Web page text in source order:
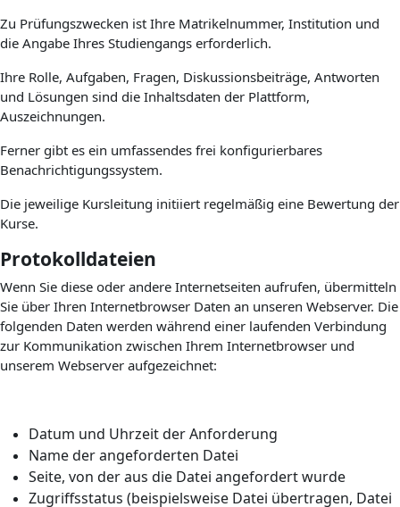
Zu Prüfungszwecken ist Ihre Matrikelnummer, Institution und
die Angabe Ihres Studiengangs erforderlich.
Ihre Rolle, Aufgaben, Fragen, Diskussionsbeiträge, Antworten
und Lösungen sind die Inhaltsdaten der Plattform,
Auszeichnungen.
Ferner gibt es ein umfassendes frei konfigurierbares
Benachrichtigungssystem.
Die jeweilige Kursleitung initiiert regelmäßig eine Bewertung der
Kurse.
Protokolldateien
Wenn Sie diese oder andere Internetseiten aufrufen, übermitteln
Sie über Ihren Internetbrowser Daten an unseren Webserver. Die
folgenden Daten werden während einer laufenden Verbindung
zur Kommunikation zwischen Ihrem Internetbrowser und
unserem Webserver aufgezeichnet:
Datum und Uhrzeit der Anforderung
Name der angeforderten Datei
Seite, von der aus die Datei angefordert wurde
Zugriffsstatus (beispielsweise Datei übertragen, Datei